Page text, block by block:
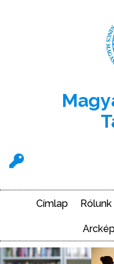
Felhasználói
Címlap Rólunk